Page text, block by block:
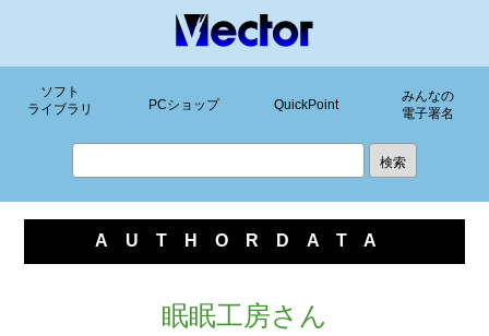
ソフト
ライブラリ
PCショップ QuickPoint
みんなの
電子署名
AUTHORDATA
眠眠工房さん